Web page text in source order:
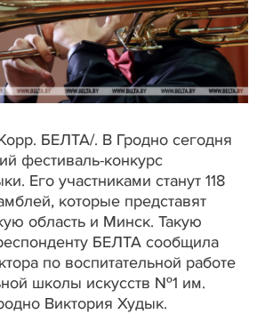
БЕЛТА/. В Гродно сегодня
фестиваль-конкурс
Его участниками станут 118
которые представят
область и Минск. Такую
БЕЛТА сообщила
по воспитательной работе
школы искусств №1 им.
Виктория Худык.